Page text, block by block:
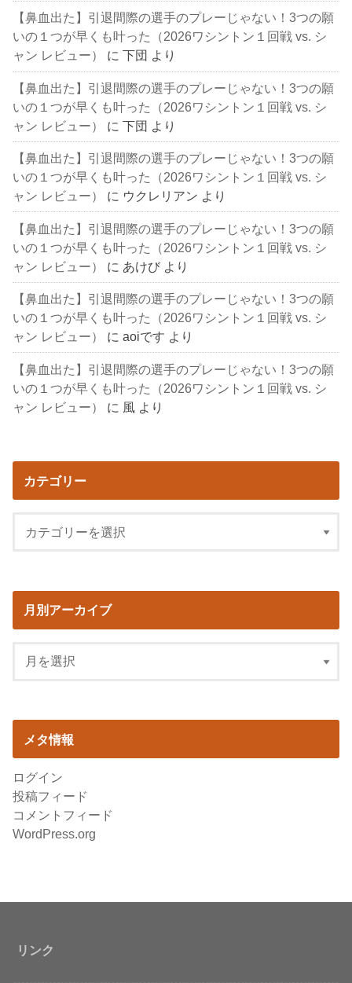
【鼻血出た】引退間際の選手のプレーじゃない！3つの願
いの１つが早くも叶った（2026ワシントン１回戦 vs. シ
ャン レビュー）
に下団 より
【鼻血出た】引退間際の選手のプレーじゃない！3つの願
いの１つが早くも叶った（2026ワシントン１回戦 vs. シ
ャン レビュー）
に下団 より
【鼻血出た】引退間際の選手のプレーじゃない！3つの願
いの１つが早くも叶った（2026ワシントン１回戦 vs. シ
ャン レビュー）
に ウクレリアン より
【鼻血出た】引退間際の選手のプレーじゃない！3つの願
いの１つが早くも叶った（2026ワシントン１回戦 vs. シ
ャン レビュー）
に あけび より
【鼻血出た】引退間際の選手のプレーじゃない！3つの願
いの１つが早くも叶った（2026ワシントン１回戦 vs. シ
ャン レビュー）
にaoiです より
【鼻血出た】引退間際の選手のプレーじゃない！3つの願
いの１つが早くも叶った（2026ワシントン１回戦 vs. シ
ャン レビュー）
に 風 より
カテゴリー
月別アーカイブ
メタ情報
ログイン
投稿フィード
コメントフィード
WordPress.org
リンク